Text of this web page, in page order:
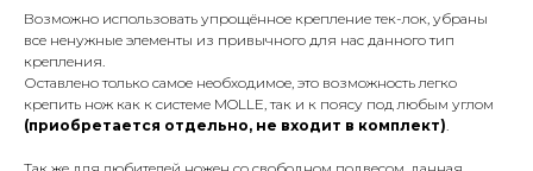
Возможно использовать упрощённое крепление тек-лок, убраны
все ненужные элементы из привычного для нас данного тип
крепления.
Оставлено только самое необходимое, это возможность легко
крепить нож как к системе MOLLE, так и к поясу под любым углом
(приобретается отдельно, не входит в комплект).